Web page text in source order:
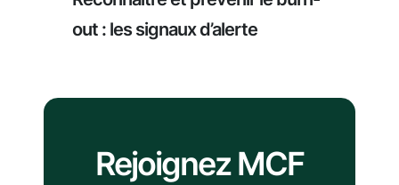
out : les signaux d’alerte
Rejoignez MCF